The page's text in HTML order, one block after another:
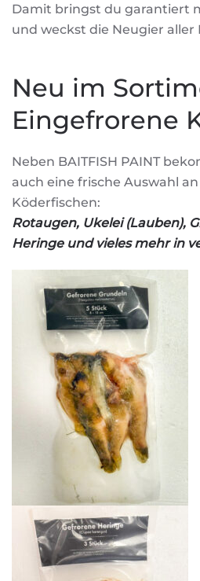
Damit bringst du garantiert
und weckst die Neugier aller
Neu im
Eingefrorene
Neben BAITFISH PAINT
auch eine frische Auswahl
Köderfischen:
Rotaugen, Ukelei (Lauben),
Heringe und vieles mehr in